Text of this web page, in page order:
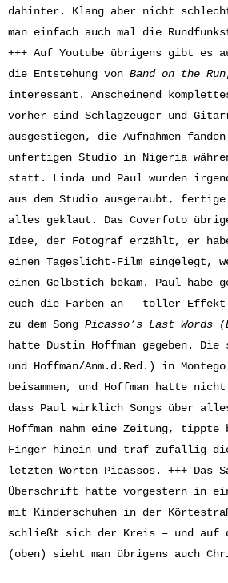
dahinter. Klang aber nicht
man einfach auch mal die
+++ Auf Youtube übrigens gibt es
die Entstehung von Band on the Run
interessant. Anscheinend
vorher sind Schlagzeuger und
ausgestiegen, die Aufnahmen
unfertigen Studio in Nigeria
statt. Linda und Paul wurden
aus dem Studio ausgeraubt, fertige
alles geklaut. Das Coverfoto
Idee, der Fotograf erzählt, er
einen Tageslicht-Film eingelegt,
einen Gelbstich bekam. Paul habe
euch die Farben an – toller
zu dem Song Picasso’s Last Words
hatte Dustin Hoffman gegeben. Die
und Hoffman/Anm.d.Red.) in
beisammen, und Hoffman hatte
dass Paul wirklich Songs über
Hoffman nahm eine Zeitung,
Finger hinein und traf zufällig
letzten Worten Picassos. +++ Das
Überschrift hatte vorgestern in
mit Kinderschuhen in der
schließt sich der Kreis – und auf
(oben) sieht man übrigens auch